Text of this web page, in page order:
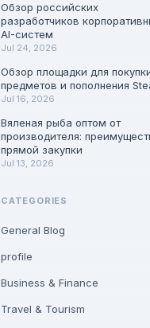
Обзор российских
разработчиков
AI-систем
Jul 24, 2026
Обзор площадки для
предметов и пополнения
Jul 16, 2026
Вяленая рыба оптом от
производителя:
прямой закупки
Jul 13, 2026
CATEGORIES
General Blog
profile
Business & Finance
Travel & Tourism